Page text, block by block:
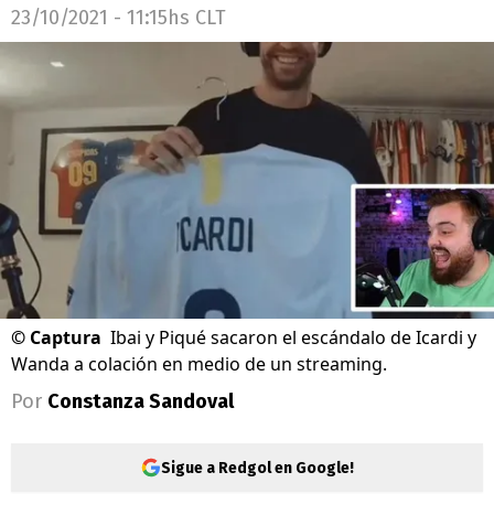
23/10/2021 - 11:15hs CLT
© Captura Ibai y Piqué sacaron el escándalo de Icardi y
Wanda a colación en medio de un streaming.
Por Constanza Sandoval
Sigue a Redgol en Google!